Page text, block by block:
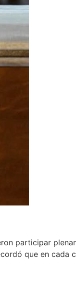
participar
que en cada